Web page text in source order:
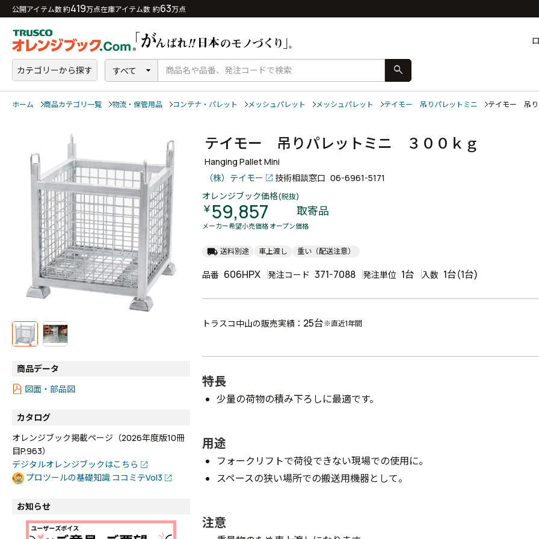
公開アイテム数 約419万点在庫アイテム数 約63万点
カテゴリーから探す すべて search
ホーム 商品カテゴリ一覧 物流・保管用品 コンテナ・パレット メッシュパレット メッシュパレット テイモー 吊りパレットミニ テイモー 吊
商品データ
図面・部品図
カタログ
オレンジブック掲載ページ（2026年度版10冊
目P.963）
デジタルオレンジブックはこちら
プロツールの基礎知識 ココミテVol3
お知らせ
テイモー 吊りパレットミニ ３００ｋｇ
Hanging Pallet Mini
（株）テイモー
技術相談窓口 06-6961-5171
オレンジブック価格(税抜)
￥59,857 取寄品
メーカー希望小売価格 オープン価格
local_shipping 送料別途 車上渡し 重い（配送注意）
品番 606HPX 発注コード 371-7088 発注単位 1台 入数 1台(1台)
トラスコ中山の販売実績： 25台※直近1年間
特長
少量の荷物の積み下ろしに最適です。
用途
フォークリフトで荷役できない現場での使用に。
スペースの狭い場所での搬送用機器として。
注意